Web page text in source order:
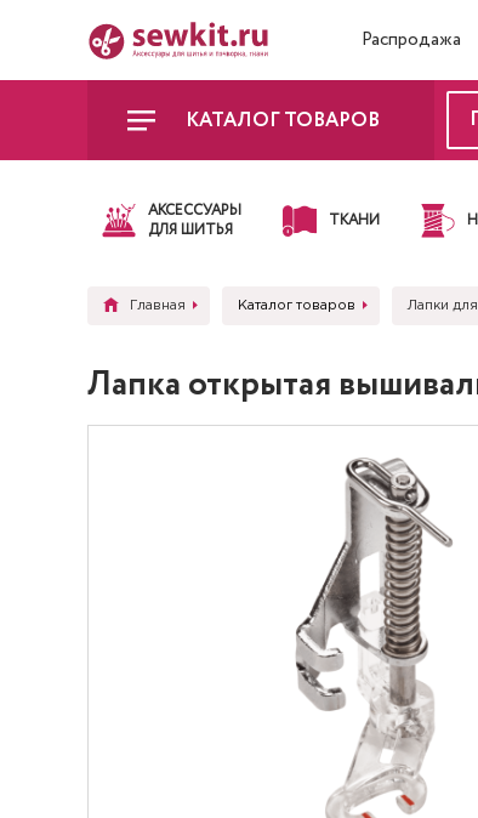
Распродажа
КАТАЛОГ ТОВАРОВ
АКСЕССУАРЫ
ДЛЯ ШИТЬЯ
ТКАНИ
Главная Каталог товаров Лапки
Лапка открытая